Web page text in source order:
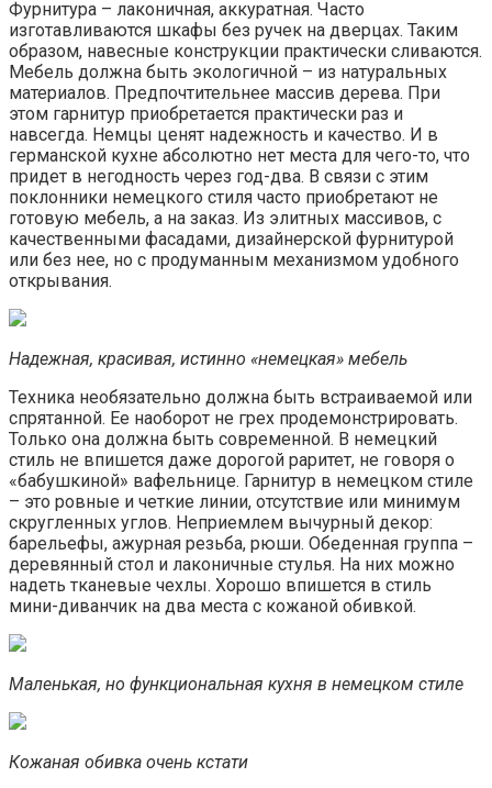
Фурнитура – лаконичная, аккуратная. Часто
изготавливаются шкафы без ручек на дверцах. Таким
образом, навесные конструкции практически сливаются.
Мебель должна быть экологичной – из натуральных
материалов. Предпочтительнее массив дерева. При
этом гарнитур приобретается практически раз и
навсегда. Немцы ценят надежность и качество. И в
германской кухне абсолютно нет места для чего-то, что
придет в негодность через год-два. В связи с этим
поклонники немецкого стиля часто приобретают не
готовую мебель, а на заказ. Из элитных массивов, с
качественными фасадами, дизайнерской фурнитурой
или без нее, но с продуманным механизмом удобного
открывания.
Надежная, красивая, истинно «немецкая» мебель
Техника необязательно должна быть встраиваемой или
спрятанной. Ее наоборот не грех продемонстрировать.
Только она должна быть современной. В немецкий
стиль не впишется даже дорогой раритет, не говоря о
«бабушкиной» вафельнице. Гарнитур в немецком стиле
– это ровные и четкие линии, отсутствие или минимум
скругленных углов. Неприемлем вычурный декор:
барельефы, ажурная резьба, рюши. Обеденная группа –
деревянный стол и лаконичные стулья. На них можно
надеть тканевые чехлы. Хорошо впишется в стиль
мини-диванчик на два места с кожаной обивкой.
Маленькая, но функциональная кухня в немецком стиле
Кожаная обивка очень кстати